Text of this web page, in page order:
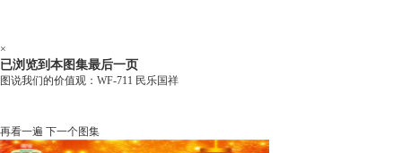
×
已浏览到本图集最后一页
图说我们的价值观：WF-711 民乐国祥
再看一遍 下一个图集